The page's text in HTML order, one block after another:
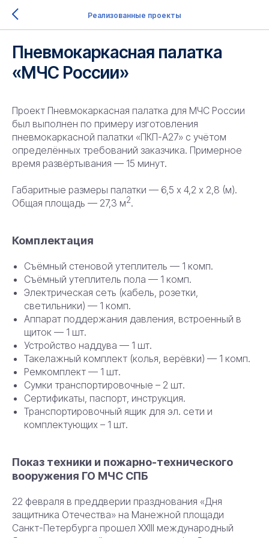
Реализованные проекты
Пневмокаркасная палатка
«МЧС России»
Проект Пневмокаркасная палатка для МЧС России
был выполнен по примеру изготовления
пневмокаркасной палатки «ПКП-А27» с учётом
определённых требований заказчика. Примерное
время развёртывания — 15 минут.
Габаритные размеры палатки — 6,5 х 4,2 х 2,8 (м).
Общая площадь — 27,3 м2.
Комплектация
Съёмный стеновой утеплитель — 1 комп.
Съёмный утеплитель пола — 1 комп.
Электрическая сеть (кабель, розетки,
светильники) — 1 комп.
Аппарат поддержания давления, встроенный в
щиток — 1 шт.
Устройство наддува — 1 шт.
Такелажный комплект (колья, верёвки) — 1 комп.
Ремкомплект — 1 шт.
Сумки транспортировочные – 2 шт.
Сертификаты, паспорт, инструкция.
Транспортировочный ящик для эл. сети и
комплектующих – 1 шт.
Показ техники и пожарно-технического
вооружения ГО МЧС СПБ
22 февраля в преддверии празднования «Дня
защитника Отечества» на Манежной площади
Санкт-Петербурга прошел XXIII международный